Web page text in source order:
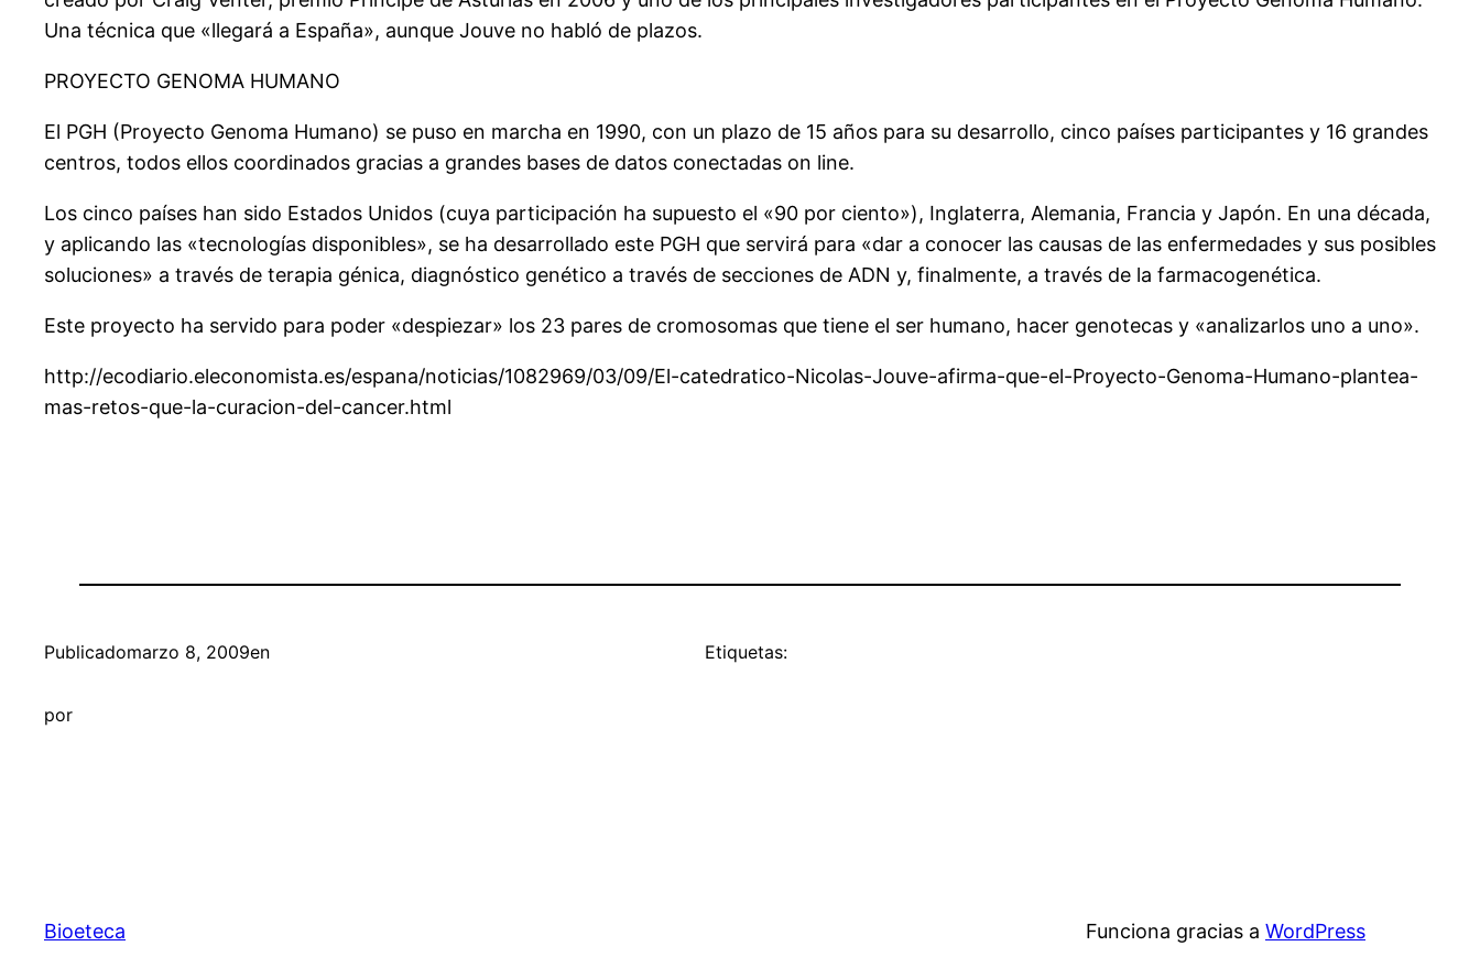
Una técnica que «llegará a España», aunque Jouve no habló de plazos.
PROYECTO GENOMA HUMANO
El PGH (Proyecto Genoma Humano) se puso en marcha en 1990, con un plazo de 15 años para su desarrollo, cinco países participantes y 16 grandes
centros, todos ellos coordinados gracias a grandes bases de datos conectadas on line.
Los cinco países han sido Estados Unidos (cuya participación ha supuesto el «90 por ciento»), Inglaterra, Alemania, Francia y Japón. En una década,
y aplicando las «tecnologías disponibles», se ha desarrollado este PGH que servirá para «dar a conocer las causas de las enfermedades y sus posibles
soluciones» a través de terapia génica, diagnóstico genético a través de secciones de ADN y, finalmente, a través de la farmacogenética.
Este proyecto ha servido para poder «despiezar» los 23 pares de cromosomas que tiene el ser humano, hacer genotecas y «analizarlos uno a uno».
http://ecodiario.eleconomista.es/espana/noticias/1082969/03/09/El-catedratico-Nicolas-Jouve-afirma-que-el-Proyecto-Genoma-Humano-plantea-
mas-retos-que-la-curacion-del-cancer.html
Publicadomarzo 8, 2009en
por
Etiquetas:
Bioeteca Funciona gracias a WordPress